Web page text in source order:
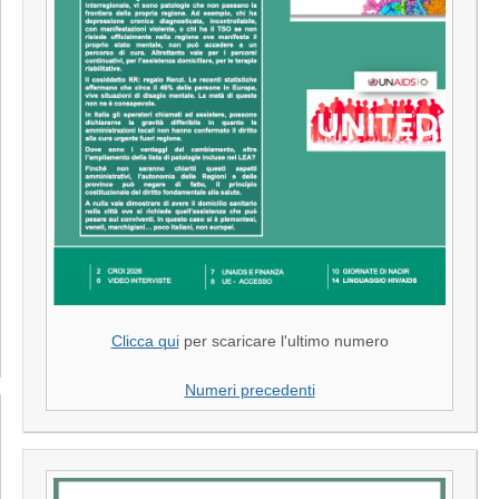
Clicca quiper scaricare l'ultimo numero
Numeri precedenti